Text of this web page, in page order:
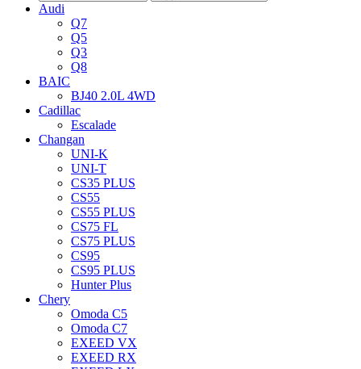
Audi
Q7
Q5
Q3
Q8
BAIC
BJ40 2.0L 4WD
Cadillac
Escalade
Changan
UNI-K
UNI-T
CS35 PLUS
CS55
CS55 PLUS
CS75 FL
CS75 PLUS
CS95
CS95 PLUS
Hunter Plus
Chery
Omoda C5
Omoda C7
EXEED VX
EXEED RX